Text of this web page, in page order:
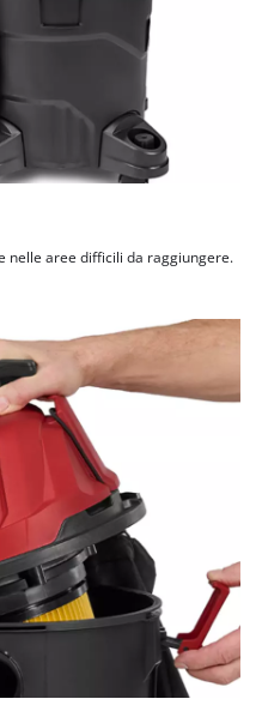
nelle aree difficili da raggiungere.